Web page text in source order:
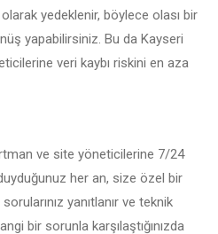
yedeklenir, böylece olası bir
yapabilirsiniz. Bu da Kayseri
veri kaybı riskini en aza
ve site yöneticilerine 7/24
her an, size özel bir
yanıtlanır ve teknik
bir sorunla karşılaştığınızda